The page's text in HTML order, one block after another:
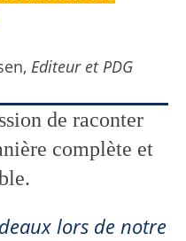
Editeur et PDG
de raconter
complète et
lors de notre